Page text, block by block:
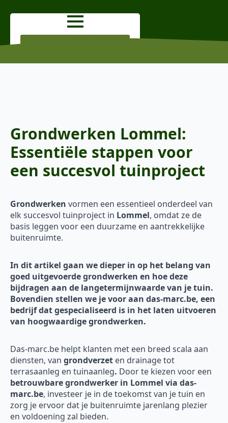
Grondwerken Lommel:
Essentiële stappen voor
een succesvol tuinproject
Grondwerken vormen een essentieel onderdeel van
elk succesvol tuinproject in Lommel, omdat ze de
basis leggen voor een duurzame en aantrekkelijke
buitenruimte.
In dit artikel gaan we dieper in op het belang van
goed uitgevoerde grondwerken en hoe deze
bijdragen aan de langetermijnwaarde van je tuin.
Bovendien stellen we je voor aan das-marc.be, een
bedrijf dat gespecialiseerd is in het laten uitvoeren
van hoogwaardige grondwerken.
Das-marc.be helpt klanten met een breed scala aan
diensten, van grondverzet en drainage tot
terrasaanleg en tuinaanleg. Door te kiezen voor een
betrouwbare grondwerker in Lommel via das-
marc.be, investeer je in de toekomst van je tuin en
zorg je ervoor dat je buitenruimte jarenlang plezier
en voldoening zal bieden.